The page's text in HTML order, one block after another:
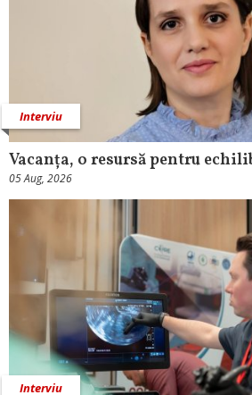
Interviu
Vacanța, o resursă pentru
05 Aug, 2026
Interviu